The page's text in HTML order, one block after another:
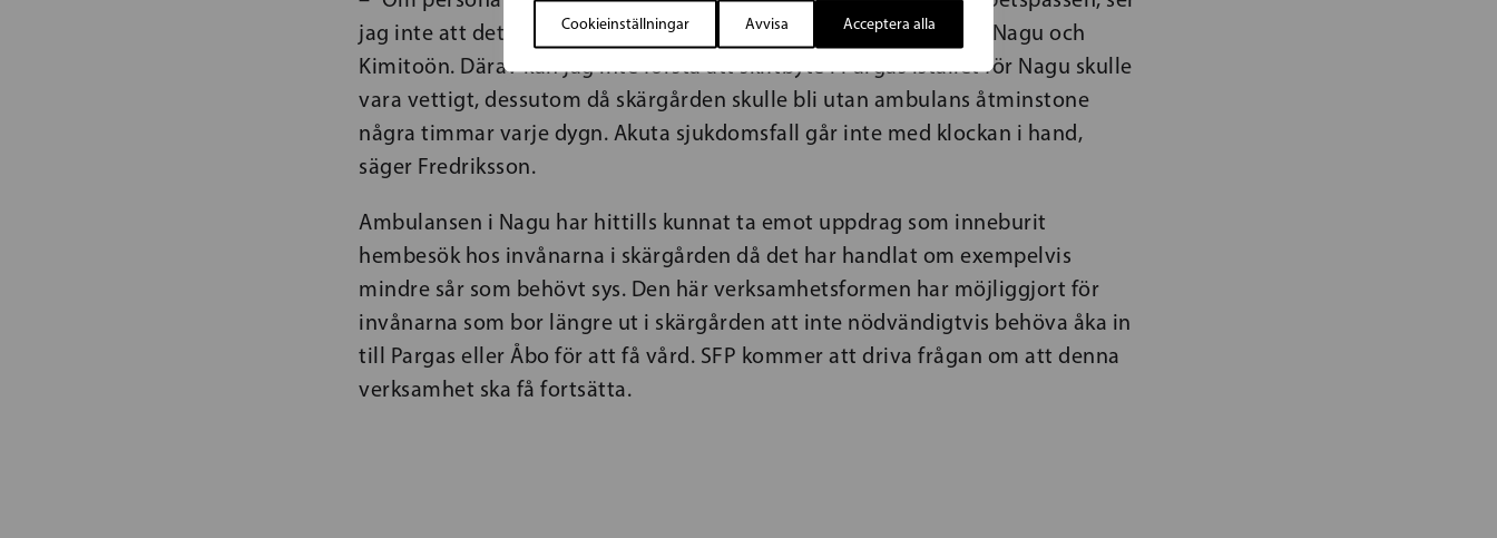
Cookieinställningar Avvisa Acceptera alla
jag inte att det skulle vara svårt att få personal till ambulansen i Nagu och
Kimitoön. Därav kan jag inte förstå att skiftbyte i Pargas istället för Nagu skulle
vara vettigt, dessutom då skärgården skulle bli utan ambulans åtminstone
några timmar varje dygn. Akuta sjukdomsfall går inte med klockan i hand,
säger Fredriksson.
Ambulansen i Nagu har hittills kunnat ta emot uppdrag som inneburit
hembesök hos invånarna i skärgården då det har handlat om exempelvis
mindre sår som behövt sys. Den här verksamhetsformen har möjliggjort för
invånarna som bor längre ut i skärgården att inte nödvändigtvis behöva åka in
till Pargas eller Åbo för att få vård. SFP kommer att driva frågan om att denna
verksamhet ska få fortsätta.